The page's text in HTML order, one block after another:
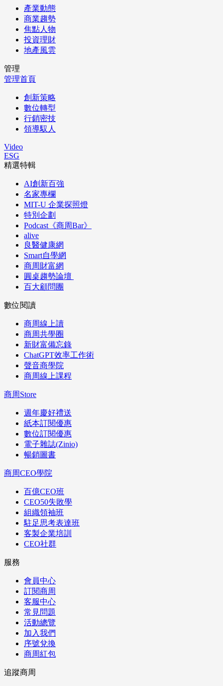
產業動態
商業趨勢
焦點人物
投資理財
地產風雲
管理
管理首頁
創新策略
數位轉型
行銷密技
領導馭人
Video
ESG
精選特輯
AI創新百強
名家專欄
MIT-U 企業探照燈
特別企劃
Podcast《商周Bar》
alive
良醫健康網
Smart自學網
商周財富網
圓桌趨勢論壇
百大顧問團
數位閱讀
商周線上讀
商周共學圈
新財富備忘錄
ChatGPT效率工作術
聲音商學院
商周線上課程
商周Store
週年慶好禮送
紙本訂閱優惠
數位訂閱優惠
電子雜誌(Zinio)
暢銷圖書
商周CEO學院
百億CEO班
CEO50失敗學
組織領袖班
駐足思考表達班
客製企業培訓
CEO社群
服務
會員中心
訂閱商周
客服中心
常見問題
活動總覽
加入我們
序號兌換
商周紅包
追蹤商周